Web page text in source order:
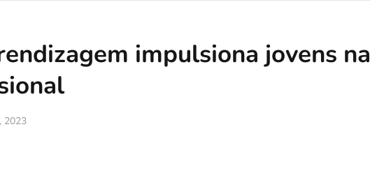
impulsiona jovens na
2023